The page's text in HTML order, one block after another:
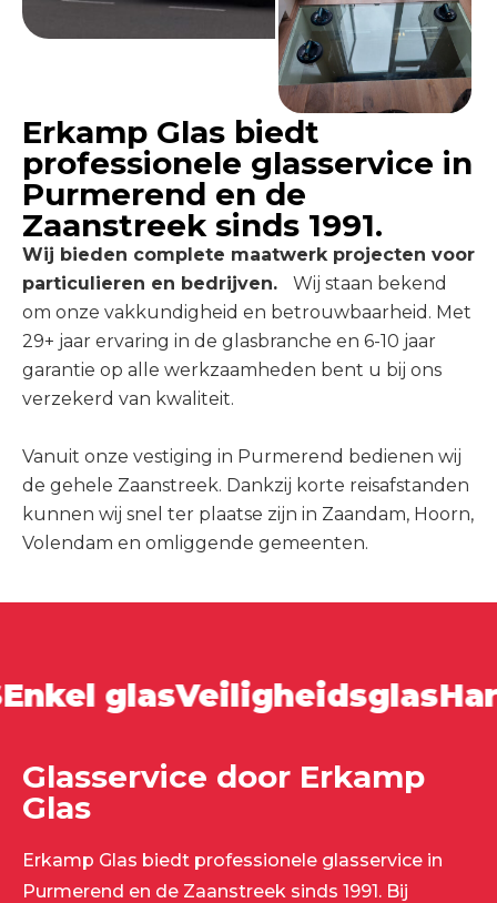
Erkamp Glas biedt
professionele glasservice in
Purmerend en de
Zaanstreek sinds 1991.
Wij bieden complete maatwerk projecten voor
particulieren en bedrijven.
Wij staan bekend
om onze vakkundigheid en betrouwbaarheid. Met
29+ jaar ervaring in de glasbranche en 6-10 jaar
garantie op alle werkzaamheden bent u bij ons
verzekerd van kwaliteit.
Vanuit onze vestiging in Purmerend bedienen wij
de gehele Zaanstreek. Dankzij korte reisafstanden
kunnen wij snel ter plaatse zijn in Zaandam, Hoorn,
Volendam en omliggende gemeenten.
glasVeiligheidsglas
Glasservice door Erkamp
Glas
Erkamp Glas biedt professionele glasservice in
Purmerend en de Zaanstreek sinds 1991. Bij